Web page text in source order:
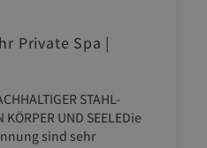
Private Spa |
STAHL-
KÖRPER UND SEELEDie
sind sehr